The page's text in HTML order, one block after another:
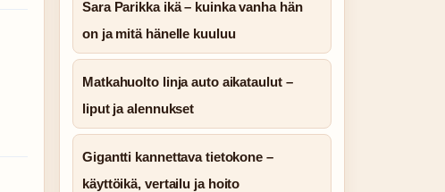
Sara Parikka ikä – kuinka vanha hän
on ja mitä hänelle kuuluu
Matkahuolto linja auto aikataulut –
liput ja alennukset
Gigantti kannettava tietokone –
käyttöikä, vertailu ja hoito